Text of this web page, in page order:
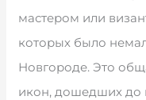
мастером или
которых было
Новгороде. Это
икон, дошедших до